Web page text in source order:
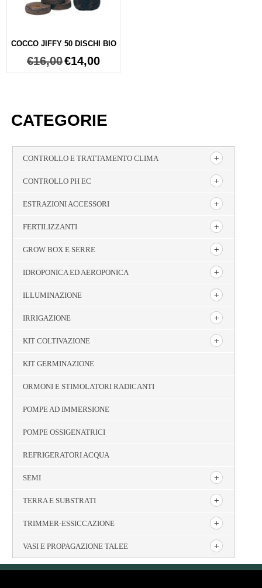
CATEGORIE
CONTROLLO E TRATTAMENTO CLIMA
CONTROLLO PH EC
ESTRAZIONI ACCESSORI
FERTILIZZANTI
GROW BOX E SERRE
IDROPONICA ED AEROPONICA
ILLUMINAZIONE
IRRIGAZIONE
KIT COLTIVAZIONE
KIT GERMINAZIONE
ORMONI E STIMOLATORI RADICANTI
POMPE AD IMMERSIONE
POMPE OSSIGENATRICI
REFRIGERATORI ACQUA
SEMI
TERRA E SUBSTRATI
TRIMMER-ESSICCAZIONE
VASI E PROPAGAZIONE TALEE
COCCO JIFFY 50 DISCHI BIO
€16,00€14,00